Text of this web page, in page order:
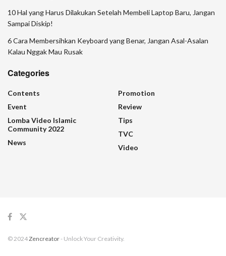
10 Hal yang Harus Dilakukan Setelah Membeli Laptop Baru, Jangan
Sampai Diskip!
6 Cara Membersihkan Keyboard yang Benar, Jangan Asal-Asalan
Kalau Nggak Mau Rusak
Categories
Contents
Event
Lomba Video Islamic
Community 2022
News
Promotion
Review
Tips
TVC
Video
© 2024Zencreator- Unlock Your Creativity.